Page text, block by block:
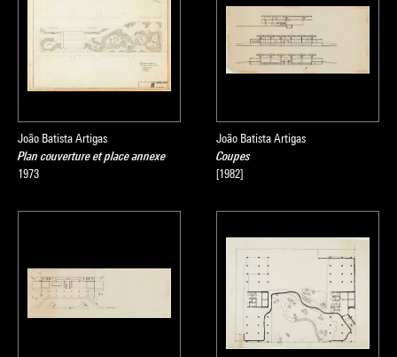
João Batista Artigas
Plan couverture et place annexe
1973
João Batista Artigas
Coupes
[1982]